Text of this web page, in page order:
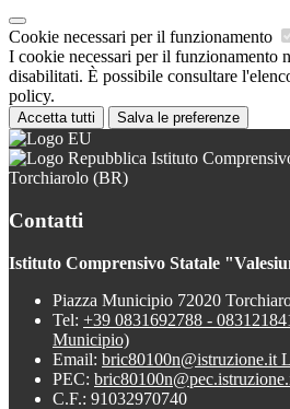
Cookie necessari per il funzionamento
I cookie necessari per il funzionamento
disabilitati. È possibile consultare
policy.
Accetta tutti Salva le preferenze
Istituto
Torchiarolo (BR)
Contatti
Istituto Comprensivo Statale
Piazza Municipio 72020
Tel: +39 0831692788 -
Municipio)
Email: bric80100n@istruzione.it
PEC:
C.F.: 91032970740